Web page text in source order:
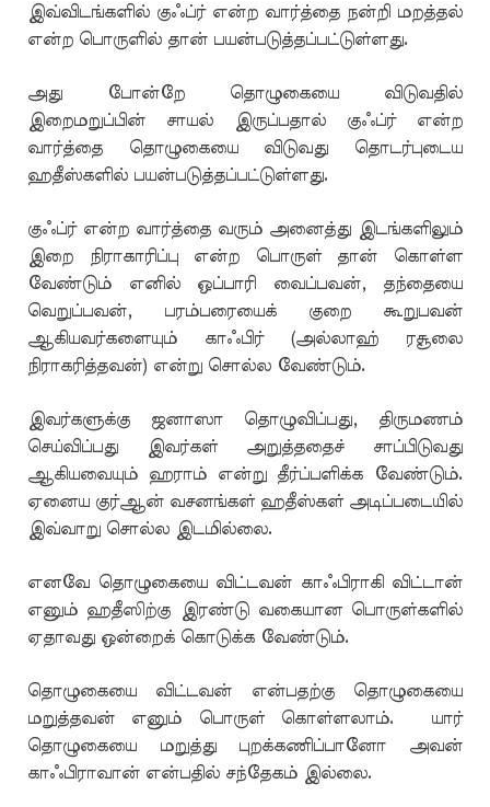
இவ்விடங்களில் குஃப்ர் என்ற வார்த்தை நன்றி மறத்தல்
என்ற பொருளில் தான் பயன்படுத்தப்பட்டுள்ளது.
அது போன்றே தொழுகையை விடுவதில்
இறைமறுப்பின் சாயல் இருப்பதால் குஃப்ர் என்ற
வார்த்தை தொழுகையை விடுவது தொடர்புடைய
ஹதீஸ்களில் பயன்படுத்தப்பட்டுள்ளது.
குஃப்ர் என்ற வார்த்தை வரும் அனைத்து இடங்களிலும்
இறை நிராகாரிப்பு என்ற பொருள் தான் கொள்ள
வேண்டும் எனில் ஒப்பாரி வைப்பவன், தந்தையை
வெறுப்பவன், பரம்பரையைக் குறை கூறுபவன்
ஆகியவர்களையும் காஃபிர் (அல்லாஹ் ரசூலை
நிராகரித்தவன்) என்று சொல்ல வேண்டும்.
இவர்களுக்கு ஜனாஸா தொழுவிப்பது, திருமணம்
செய்விப்பது இவர்கள் அறுத்ததைச் சாப்பிடுவது
ஆகியவையும் ஹராம் என்று தீர்ப்பளிக்க வேண்டும்.
ஏனைய குர்ஆன் வசனங்கள் ஹதீஸ்கள் அடிப்படையில்
இவ்வாறு சொல்ல இடமில்லை.
எனவே தொழுகையை விட்டவன் காஃபிராகி விட்டான்
எனும் ஹதீஸிற்கு இரண்டு வகையான பொருள்களில்
ஏதாவது ஒன்றைக் கொடுக்க வேண்டும்.
தொழுகையை விட்டவன் என்பதற்கு தொழுகையை
மறுத்தவன் எனும் பொருள் கொள்ளலாம். யார்
தொழுகையை மறுத்து புறக்கணிப்பானோ அவன்
காஃபிராவான் என்பதில் சந்தேகம் இல்லை.